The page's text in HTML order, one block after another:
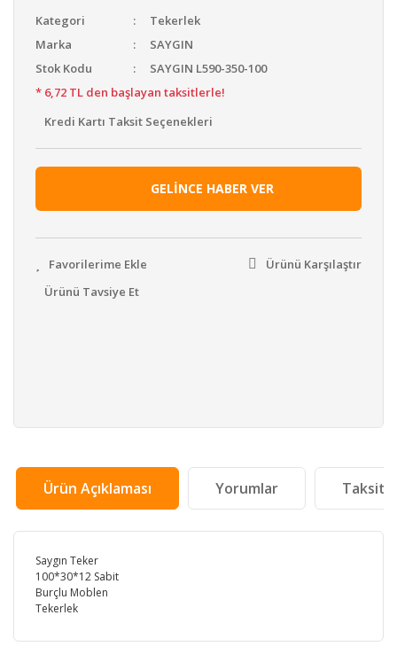
Kategori
Tekerlek
Marka
SAYGIN
Stok Kodu
SAYGIN L590-350-100
* 6,72 TL den başlayan taksitlerle!
Kredi Kartı Taksit Seçenekleri
GELİNCE HABER VER
Ürünü Karşılaştır
Ürünü Tavsiye Et
Ürün Açıklaması Yorumlar Taksit
Saygın Teker
100*30*12 Sabit
Burçlu Moblen
Tekerlek